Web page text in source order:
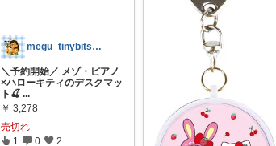
megu_tinybits🍀見つけ帖
＼予約開始／ メゾ・ピアノ
×ハローキティのデスクマッ
ト🍒...
￥ 3,278
売切れ
1 0 2